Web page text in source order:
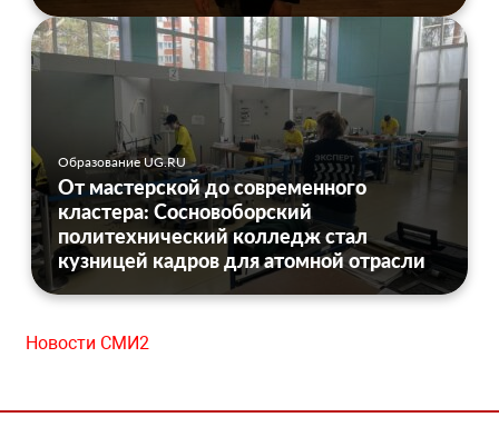
Образование UG.RU
От мастерской до современного
кластера: Сосновоборский
политехнический колледж стал
кузницей кадров для атомной отрасли
Новости СМИ2